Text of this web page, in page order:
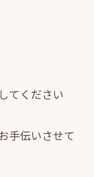
てください
手伝いさせて